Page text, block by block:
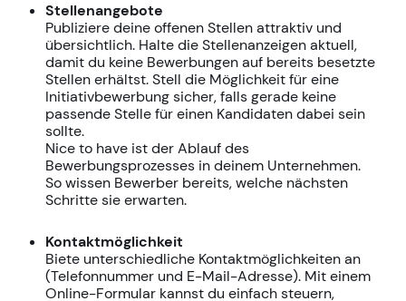
Stellenangebote
Publiziere deine offenen Stellen attraktiv und
übersichtlich. Halte die Stellenanzeigen aktuell,
damit du keine Bewerbungen auf bereits besetzte
Stellen erhältst. Stell die Möglichkeit für eine
Initiativbewerbung sicher, falls gerade keine
passende Stelle für einen Kandidaten dabei sein
sollte.
Nice to have ist der Ablauf des
Bewerbungsprozesses in deinem Unternehmen.
So wissen Bewerber bereits, welche nächsten
Schritte sie erwarten.
Kontaktmöglichkeit
Biete unterschiedliche Kontaktmöglichkeiten an
(Telefonnummer und E-Mail-Adresse). Mit einem
Online-Formular kannst du einfach steuern,